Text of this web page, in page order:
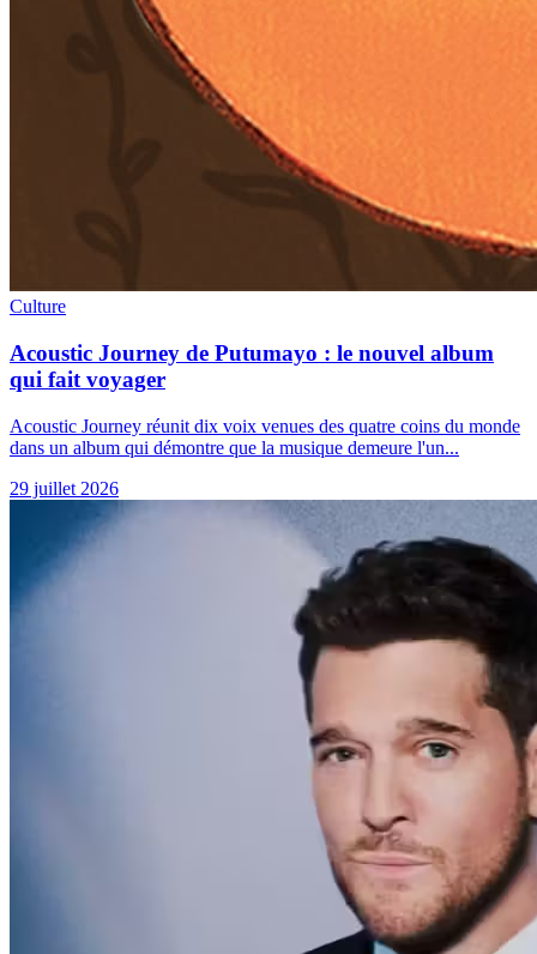
Culture
Acoustic Journey de Putumayo : le nouvel album
qui fait voyager
Acoustic Journey réunit dix voix venues des quatre coins du monde
dans un album qui démontre que la musique demeure l'un...
29 juillet 2026